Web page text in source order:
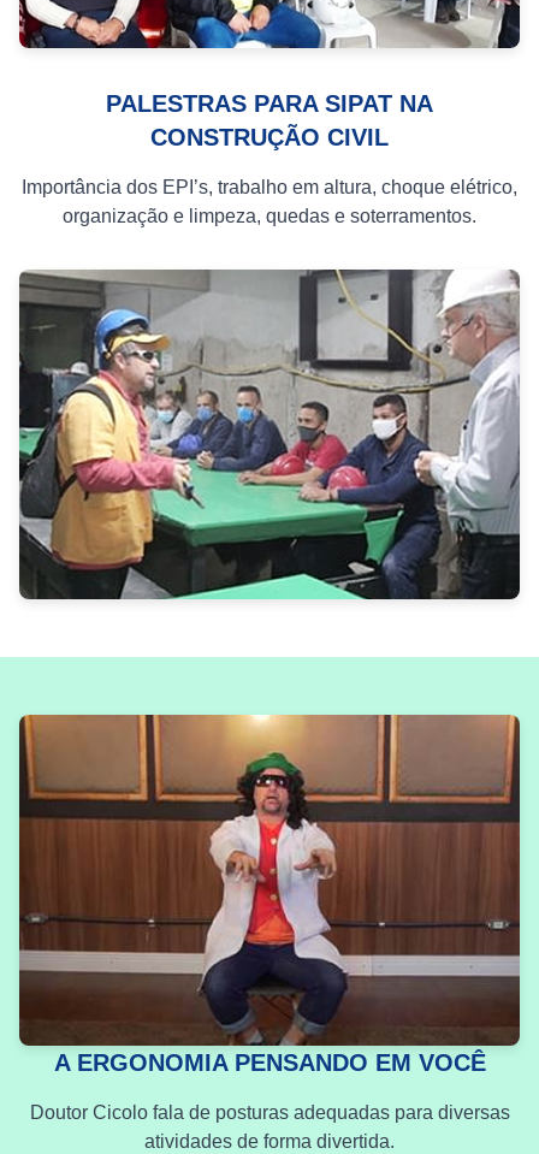
PALESTRAS PARA SIPAT NA
CONSTRUÇÃO CIVIL
Importância dos EPI’s, trabalho em altura, choque elétrico,
organização e limpeza, quedas e soterramentos.
A ERGONOMIA PENSANDO EM VOCÊ
Doutor Cicolo fala de posturas adequadas para diversas
atividades de forma divertida.